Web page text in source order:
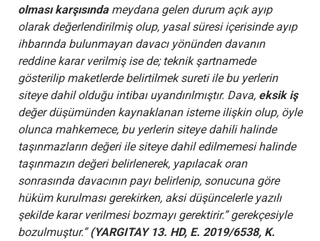
olması karşısında meydana gelen durum açık ayıp
olarak değerlendirilmiş olup, yasal süresi içerisinde ayıp
ihbarında bulunmayan davacı yönünden davanın
reddine karar verilmiş ise de; teknik şartnamede
gösterilip maketlerde belirtilmek sureti ile bu yerlerin
siteye dahil olduğu intibaı uyandırılmıştır. Dava, eksik iş
değer düşümünden kaynaklanan isteme ilişkin olup, öyle
olunca mahkemece, bu yerlerin siteye dahili halinde
taşınmazların değeri ile siteye dahil edilmemesi halinde
taşınmazın değeri belirlenerek, yapılacak oran
sonrasında davacının payı belirlenip, sonucuna göre
hüküm kurulması gerekirken, aksi düşüncelerle yazılı
şekilde karar verilmesi bozmayı gerektirir.” gerekçesiyle
bozulmuştur.”(YARGITAY 13. HD, E. 2019/6538, K.